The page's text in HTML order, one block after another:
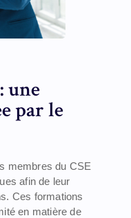
une
par le
membres du CSE
afin de leur
Ces formations
en matière de